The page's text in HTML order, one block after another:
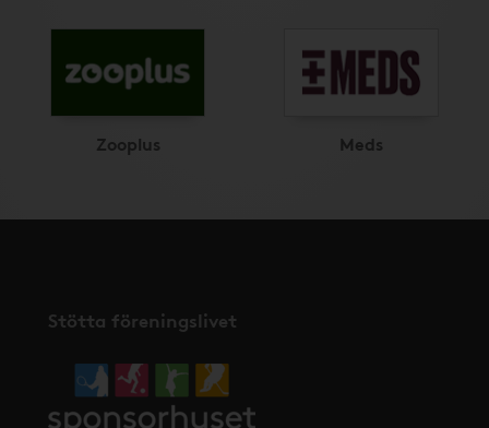
Zooplus Meds
Stötta föreningslivet